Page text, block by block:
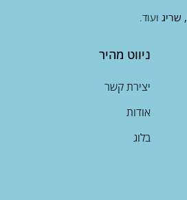
ועוד.
ניווט מהיר
יצירת קשר
אודות
בלוג